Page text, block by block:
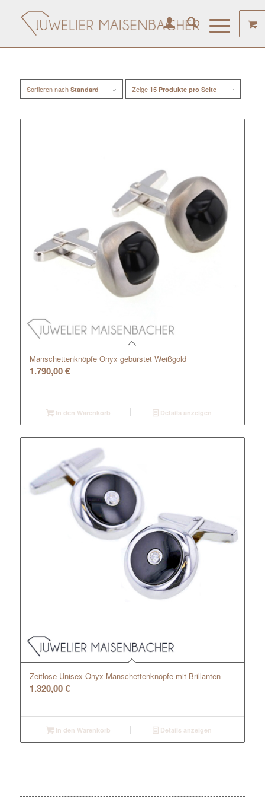
Sortieren nach Standard Zeige 15 Produkte pro Seite
Manschettenknöpfe Onyx gebürstet Weißgold
1.790,00€
In den Warenkorb Details anzeigen
Zeitlose Unisex Onyx Manschettenknöpfe mit Brillanten
1.320,00€
In den Warenkorb Details anzeigen